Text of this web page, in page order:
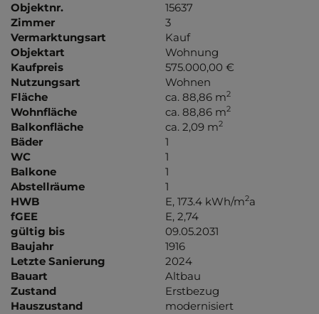
Objektnr.
15637
Zimmer
3
Vermarktungsart
Kauf
Objektart
Wohnung
Kaufpreis
575.000,00 €
Nutzungsart
Wohnen
Fläche
ca. 88,86 m2
Wohnfläche ca. 88,86 m2
Balkonfläche ca. 2,09 m2
Bäder
1
WC
1
Balkone
1
Abstellräume
1
HWB
E, 173.4 kWh/m2a
fGEE
E, 2,74
gültig bis
09.05.2031
Baujahr
1916
Letzte Sanierung
2024
Bauart
Altbau
Zustand
Erstbezug
Hauszustand
modernisiert